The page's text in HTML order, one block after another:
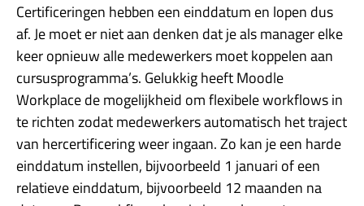
Certificeringen hebben een einddatum en lopen dus
af. Je moet er niet aan denken dat je als manager elke
keer opnieuw alle medewerkers moet koppelen aan
cursusprogramma’s. Gelukkig heeft Moodle
Workplace de mogelijkheid om flexibele workflows in
te richten zodat medewerkers automatisch het traject
van hercertificering weer ingaan. Zo kan je een harde
einddatum instellen, bijvoorbeeld 1 januari of een
relatieve einddatum, bijvoorbeeld 12 maanden na